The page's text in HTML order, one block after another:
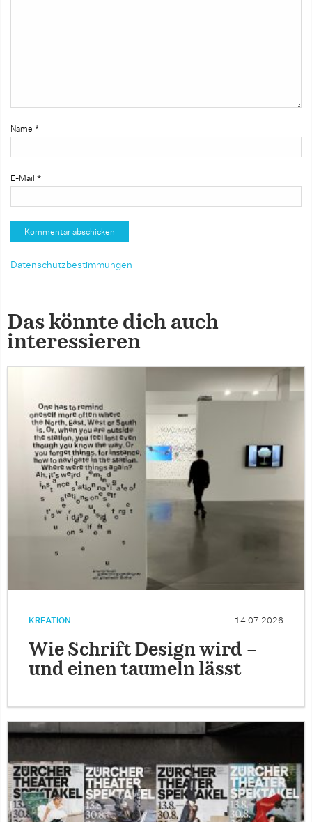
Name *
E-Mail *
Datenschutzbestimmungen
Das könnte dich auch
interessieren
KREATION 14.07.2026
Wie Schrift Design wird –
und einen taumeln lässt